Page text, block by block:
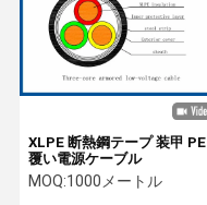
XLPE 断熱鋼テープ 装甲 PE
覆い電源ケーブル
MOQ:1000メートル